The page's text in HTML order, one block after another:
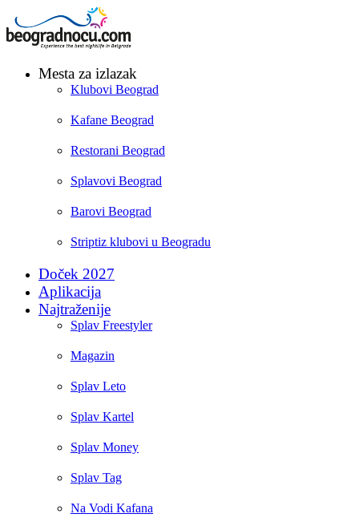
Mesta za izlazak
Klubovi Beograd
Kafane Beograd
Restorani Beograd
Splavovi Beograd
Barovi Beograd
Striptiz klubovi u Beogradu
Doček 2027
Aplikacija
Najtraženije
Splav Freestyler
Magazin
Splav Leto
Splav Kartel
Splav Money
Splav Tag
Na Vodi Kafana